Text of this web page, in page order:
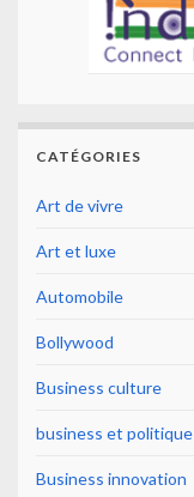
CATÉGORIES
Art de vivre
Art et luxe
Automobile
Bollywood
Business culture
business et politique
Business innovation